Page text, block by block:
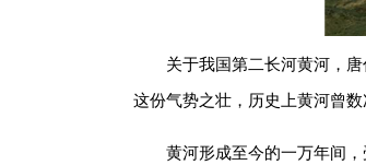
关于我国第二长河黄河，
这份气势之壮，历史上黄河曾数
黄河形成至今的一万年间